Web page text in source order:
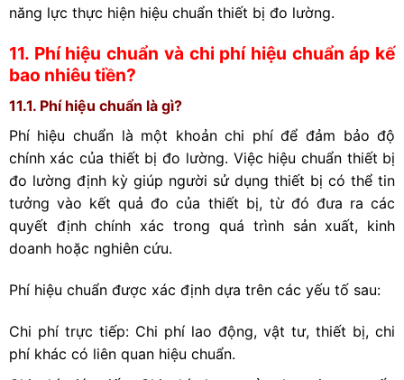
năng lực thực hiện hiệu chuẩn thiết bị đo lường.
11. Phí hiệu chuẩn và chi phí hiệu chuẩn áp kế
bao nhiêu tiền?
11.1. Phí hiệu chuẩn là gì?
Phí hiệu chuẩn là một khoản chi phí để đảm bảo độ
chính xác của thiết bị đo lường. Việc hiệu chuẩn thiết bị
đo lường định kỳ giúp người sử dụng thiết bị có thể tin
tưởng vào kết quả đo của thiết bị, từ đó đưa ra các
quyết định chính xác trong quá trình sản xuất, kinh
doanh hoặc nghiên cứu.
Phí hiệu chuẩn được xác định dựa trên các yếu tố sau:
Chi phí trực tiếp: Chi phí lao động, vật tư, thiết bị, chi
phí khác có liên quan hiệu chuẩn.